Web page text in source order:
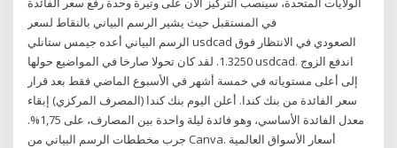
في المستقبل حيث يشير الرسم البياني بالنقاط لسعر
الرسم البياني أعده جيمس ستانلي usdcad الصعودي في الانتظار فوق
1.3250. لقد كان تحولا صارخا في المواضيع حولها usdcad. اندفع الزوج
إلى أعلى مستوياته في خمسة أشهر في الأسبوع الماضي فقط بعد قرار
سعر الفائدة من بنك كندا. أعلن اليوم بنك كندا (المصرف المركزي) إبقاء
معدل الفائدة الأساسي، وهو فائدة ليلة واحدة بين المصارف، على 1,75%.
جرب مخططات الرسم البياني من Canva. أسعار الأسواق العالمية